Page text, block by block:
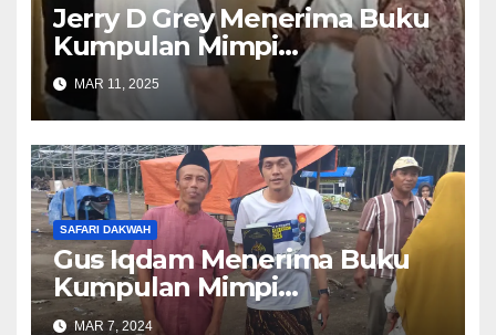
Jerry D Grey Menerima Buku
Kumpulan Mimpi
Muhammad Qasim
MAR 11, 2025
SAFARI DAKWAH
Gus Iqdam Menerima Buku
Kumpulan Mimpi
Muhammad Qasim
MAR 7, 2024